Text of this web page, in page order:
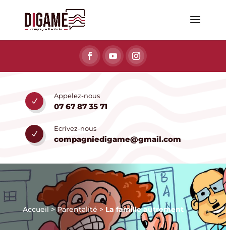
N
Appelez-nous
07 67 87 35 71
N
Ecrivez-nous
compagniedigame@gmail.com
Accueil>Parentalité > La famille autrement